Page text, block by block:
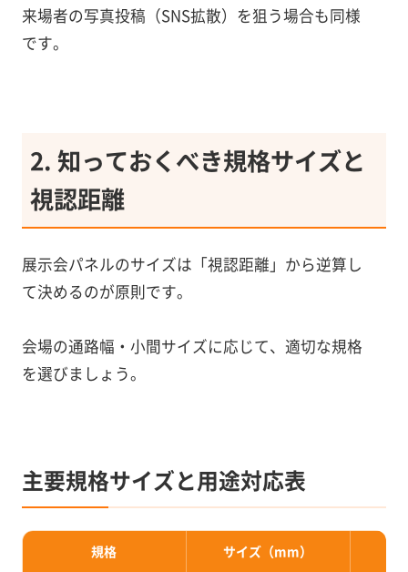
来場者の写真投稿（SNS拡散）を狙う場合も同様
です。
2. 知っておくべき規格サイズと
視認距離
展示会パネルのサイズは「視認距離」から逆算し
て決めるのが原則です。
会場の通路幅・小間サイズに応じて、適切な規格
を選びましょう。
主要規格サイズと用途対応表
規格 サイズ（mm）